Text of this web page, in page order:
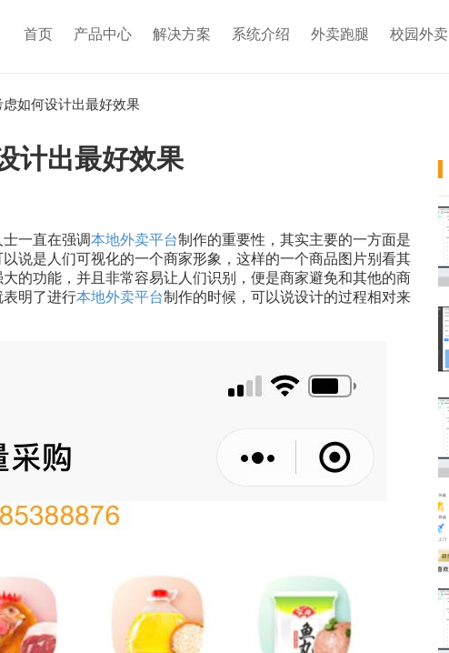
首页 产品中心 解决方案 系统介绍 外卖跑腿 校园外卖
如何设计出最好效果
计出最好效果
一直在强调本地外卖平台制作的重要性，其实主要的一方面是
说是人们可视化的一个商家形象，这样的一个商品图片别看其
的功能，并且非常容易让人们识别，便是商家避免和其他的商
明了进行本地外卖平台制作的时候，可以说设计的过程相对来